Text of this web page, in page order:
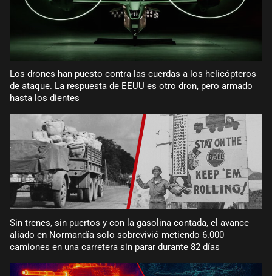
Los drones han puesto contra las cuerdas a los helicópteros
de ataque. La respuesta de EEUU es otro dron, pero armado
hasta los dientes
Sin trenes, sin puertos y con la gasolina contada, el avance
aliado en Normandía solo sobrevivió metiendo 6.000
camiones en una carretera sin parar durante 82 días